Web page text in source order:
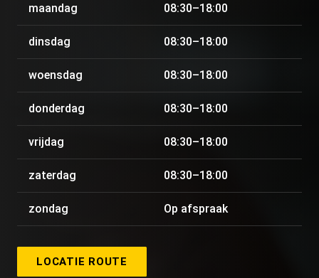
maandag 08:30–18:00
dinsdag 08:30–18:00
woensdag 08:30–18:00
donderdag 08:30–18:00
vrijdag 08:30–18:00
zaterdag 08:30–18:00
zondag Op afspraak
LOCATIE ROUTE